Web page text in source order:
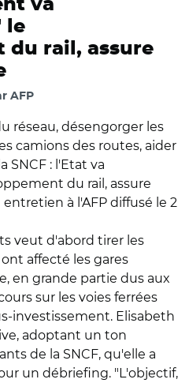
va
le
du rail, assure
AFP
réseau, désengorger les
camions des routes, aider
: l'Etat va
du rail, assure
à l'AFP diffusé le 2
veut d'abord tirer les
affecté les gares
en grande partie dus aux
sur les voies ferrées
investissement. Elisabeth
adoptant un ton
de la SNCF, qu'elle a
un débriefing. "L'objectif,